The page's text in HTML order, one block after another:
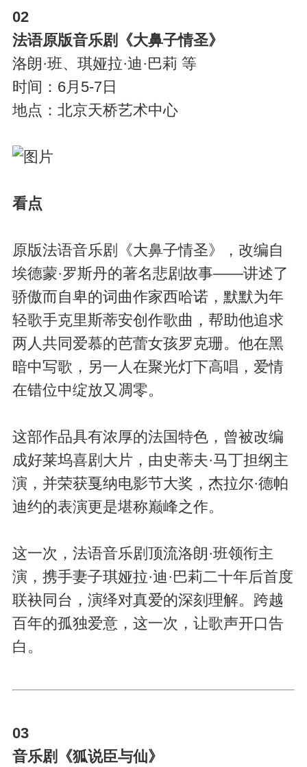
02
法语原版音乐剧《大鼻子情圣》
洛朗·班、琪娅拉·迪·巴莉 等
时间：6月5-7日
地点：北京天桥艺术中心
看点
原版法语音乐剧《大鼻子情圣》，改编自
埃德蒙·罗斯丹的著名悲剧故事——讲述了
骄傲而自卑的词曲作家西哈诺，默默为年
轻歌手克里斯蒂安创作歌曲，帮助他追求
两人共同爱慕的芭蕾女孩罗克珊。他在黑
暗中写歌，另一人在聚光灯下高唱，爱情
在错位中绽放又凋零。
这部作品具有浓厚的法国特色，曾被改编
成好莱坞喜剧大片，由史蒂夫·马丁担纲主
演，并荣获戛纳电影节大奖，杰拉尔·德帕
迪约的表演更是堪称巅峰之作。
这一次，法语音乐剧顶流洛朗·班领衔主
演，携手妻子琪娅拉·迪·巴莉二十年后首度
联袂同台，演绎对真爱的深刻理解。跨越
百年的孤独爱意，这一次，让歌声开口告
白。
03
音乐剧《狐说臣与仙》